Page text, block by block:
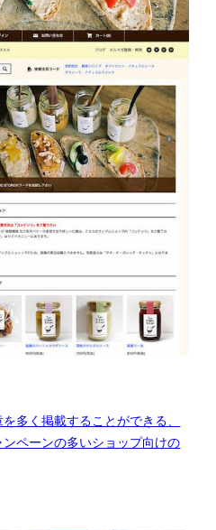
多く掲載することができる、
ペーンの多いショップ向けの